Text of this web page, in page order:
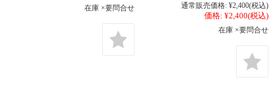
在庫 ×要問合せ
通常販売価格: ¥2,400(税込)
価格: ¥2,400(税込)
在庫 ×要問合せ